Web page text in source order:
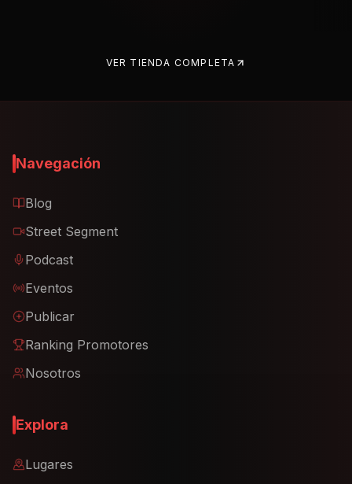
VER TIENDA COMPLETA
Navegación
Blog
Street Segment
Podcast
Eventos
Publicar
Ranking Promotores
Nosotros
Explora
Lugares